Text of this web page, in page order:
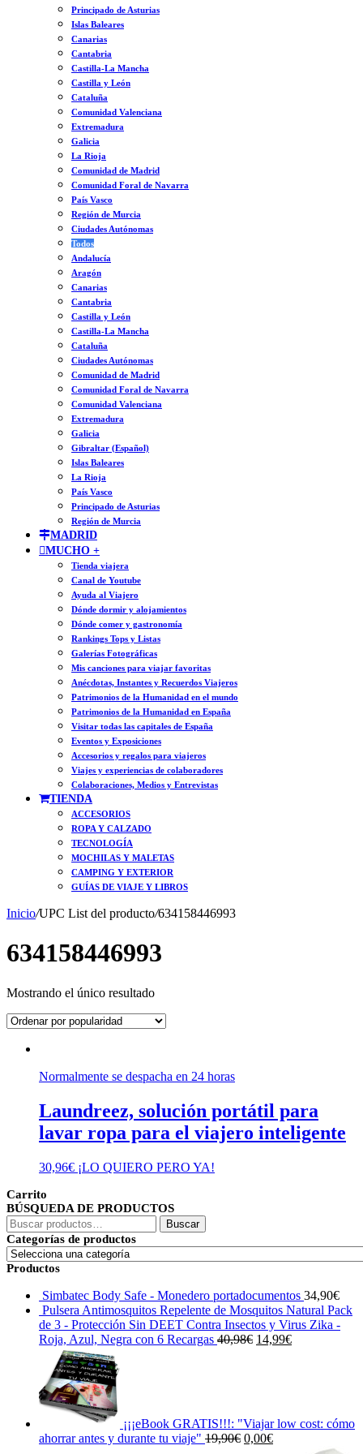
Principado de Asturias
Islas Baleares
Canarias
Cantabria
Castilla-La Mancha
Castilla y León
Cataluña
Comunidad Valenciana
Extremadura
Galicia
La Rioja
Comunidad de Madrid
Comunidad Foral de Navarra
País Vasco
Región de Murcia
Ciudades Autónomas
Todos
Andalucía
Aragón
Canarias
Cantabria
Castilla y León
Castilla-La Mancha
Cataluña
Ciudades Autónomas
Comunidad de Madrid
Comunidad Foral de Navarra
Comunidad Valenciana
Extremadura
Galicia
Gibraltar (Español)
Islas Baleares
La Rioja
País Vasco
Principado de Asturias
Región de Murcia
MADRID
MUCHO +
Tienda viajera
Canal de Youtube
Ayuda al Viajero
Dónde dormir y alojamientos
Dónde comer y gastronomía
Rankings Tops y Listas
Galerías Fotográficas
Mis canciones para viajar favoritas
Anécdotas, Instantes y Recuerdos Viajeros
Patrimonios de la Humanidad en el mundo
Patrimonios de la Humanidad en España
Visitar todas las capitales de España
Eventos y Exposiciones
Accesorios y regalos para viajeros
Viajes y experiencias de colaboradores
Colaboraciones, Medios y Entrevistas
TIENDA
ACCESORIOS
ROPA Y CALZADO
TECNOLOGÍA
MOCHILAS Y MALETAS
CAMPING Y EXTERIOR
GUÍAS DE VIAJE Y LIBROS
Inicio/UPC List del producto/634158446993
634158446993
Mostrando el único resultado
Normalmente se despacha en 24 horas
Laundreez, solución portátil para
lavar ropa para el viajero inteligente
30,96€ ¡LO QUIERO PERO YA!
Carrito
BÚSQUEDA DE PRODUCTOS
Buscar
por:
Buscar
Categorías de productos
Productos
Simbatec Body Safe - Monedero portadocumentos 34,90€
Pulsera Antimosquitos Repelente de Mosquitos Natural Pack
de 3 - Protección Sin DEET Contra Insectos y Virus Zika -
Roja, Azul, Negra con 6 Recargas 40,98€ El
14,99€El
¡¡¡eBook GRATIS!!!: "Viajar low cost: cómo
ahorrar antes y durante tu viaje" 19,90€ El
0,00€El